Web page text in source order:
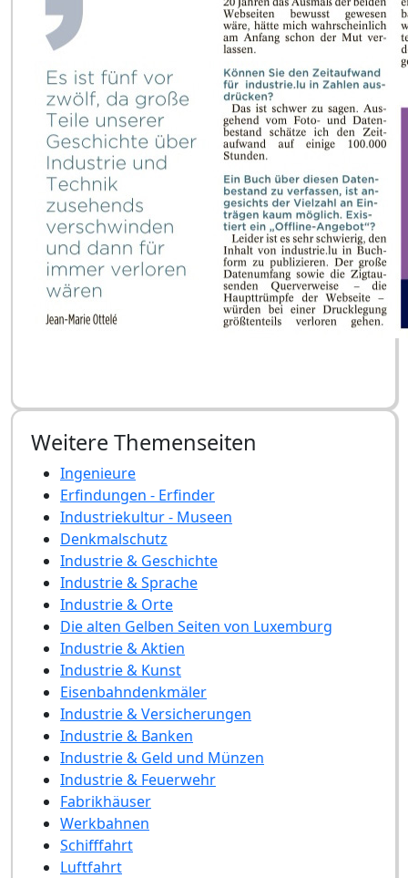
Weitere Themenseiten
Ingenieure
Erfindungen - Erfinder
Industriekultur - Museen
Denkmalschutz
Industrie & Geschichte
Industrie & Sprache
Industrie & Orte
Die alten Gelben Seiten von Luxemburg
Industrie & Aktien
Industrie & Kunst
Eisenbahndenkmäler
Industrie & Versicherungen
Industrie & Banken
Industrie & Geld und Münzen
Industrie & Feuerwehr
Fabrikhäuser
Werkbahnen
Schifffahrt
Luftfahrt